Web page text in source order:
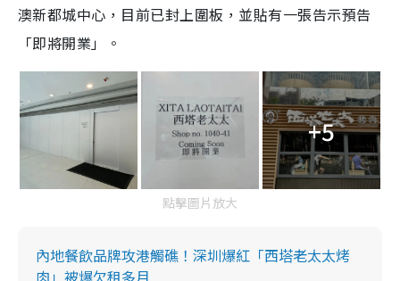
澳新都城中心，目前已封上圍板，並貼有一張告示預告
「即將開業」。
+5
點擊圖片放大
內地餐飲品牌攻港觸礁！深圳爆紅「西塔老太太烤